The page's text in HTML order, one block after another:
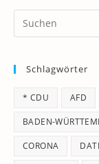
Schlagwörter
* CDU AFD
BADEN-
CORONA